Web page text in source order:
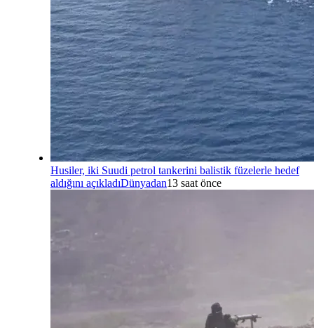
Husiler, iki Suudi petrol tankerini balistik füzelerle hedef
aldığını açıkladıDünyadan13 saat önce